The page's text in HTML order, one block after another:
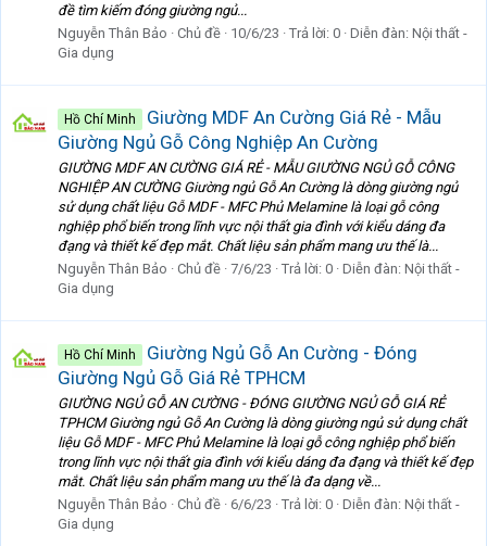
đề tìm kiếm đóng giường ngủ...
Nguyễn Thân Bảo
Chủ đề 10/6/23 Trả lời: 0 Diễn đàn: Nội thất -
Gia dụng
Hồ Chí Minh
Giường MDF An Cường Giá Rẻ - Mẫu
Giường Ngủ Gỗ Công Nghiệp An Cường
GIƯỜNG MDF AN CƯỜNG GIÁ RẺ - MẪU GIƯỜNG NGỦ GỖ CÔNG
NGHIỆP AN CƯỜNG Giường ngủ Gỗ An Cường là dòng giường ngủ
sử dụng chất liệu Gỗ MDF - MFC Phủ Melamine là loại gỗ công
nghiệp phổ biến trong lĩnh vực nội thất gia đình với kiểu dáng đa
đạng và thiết kế đẹp mắt. Chất liệu sản phẩm mang ưu thế là...
Nguyễn Thân Bảo
Chủ đề 7/6/23 Trả lời: 0 Diễn đàn: Nội thất -
Gia dụng
Hồ Chí Minh
Giường Ngủ Gỗ An Cường - Đóng
Giường Ngủ Gỗ Giá Rẻ TPHCM
GIƯỜNG NGỦ GỖ AN CƯỜNG - ĐÓNG GIƯỜNG NGỦ GỖ GIÁ RẺ
TPHCM Giường ngủ Gỗ An Cường là dòng giường ngủ sử dụng chất
liệu Gỗ MDF - MFC Phủ Melamine là loại gỗ công nghiệp phổ biến
trong lĩnh vực nội thất gia đình với kiểu dáng đa đạng và thiết kế đẹp
mắt. Chất liệu sản phẩm mang ưu thế là đa dạng về...
Nguyễn Thân Bảo
Chủ đề 6/6/23 Trả lời: 0 Diễn đàn: Nội thất -
Gia dụng